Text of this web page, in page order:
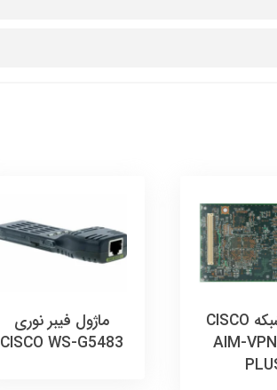
ماژول شبکه CISCO
AIM-
ماژول فیبر نوری
CISCO WS-G5483